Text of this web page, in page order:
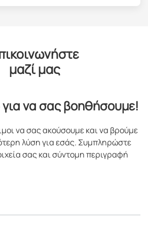
μαζί μας
να σας βοηθήσουμε!
να σας ακούσουμε και να βρούμε
λύση για εσάς. Συμπληρώστε
σας και σύντομη περιγραφή